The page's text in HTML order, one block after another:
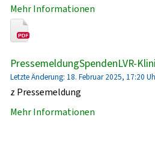
Mehr Informationen
PressemeldungSpendenLVR-
Letzte Änderung: 18. Februar 2025, 17:20
z Pressemeldung
Mehr Informationen